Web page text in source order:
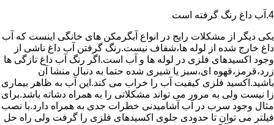
4.آب داغ رنگ گرفته است
یکی دیگر از مشکلات رایج در انواع آبگرمکن های خانگی اینست که آب
داغ خارج شده از لوله ها،شفاف نیست.رنگ گرفتن آب داغ ناشی از
وجود اکسیدهای فلزی در لوله ها و آب است.اگر رنگ آب داغ تازگی ها
زرد،قرمز،قهوه ای،سبز یا شیری شده حتما به دنبال منشا آن
باشید.اکسید فلزی کیفیت آب را خراب می کند.این آب به ظاهر بیماری
زا نیست ولی به مرور می تواند مشکلاتی را به همراه دشاته باشد.برای
مثال وجود سرب در آب آشامیدنی خطرات جدی به همراه دارد.با نصب
فیلتر می توان تا حدودی جلوی اکسیدهای فلزی را گرفت ولی راه حل